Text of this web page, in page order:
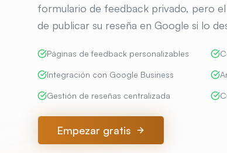
formulario de feedback privado, pero
de publicar su reseña en Google si lo
Páginas de feedback personalizables
Integración con Google Business
Gestión de reseñas centralizada
Empezar gratis